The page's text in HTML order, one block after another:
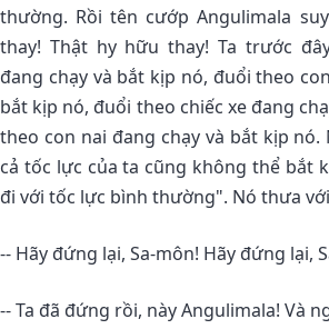
thường. Rồi tên cướp Angulimala
thay! Thật hy hữu thay! Ta trước
đang chạy và bắt kịp nó, đuổi theo
bắt kịp nó, đuổi theo chiếc xe đang
theo con nai đang chạy và bắt kịp
cả tốc lực của ta cũng không thể bắt
đi với tốc lực bình thường". Nó thưa
-- Hãy đứng lại, Sa-môn! Hãy đứng lại,
-- Ta đã đứng rồi, này Angulimala! Và